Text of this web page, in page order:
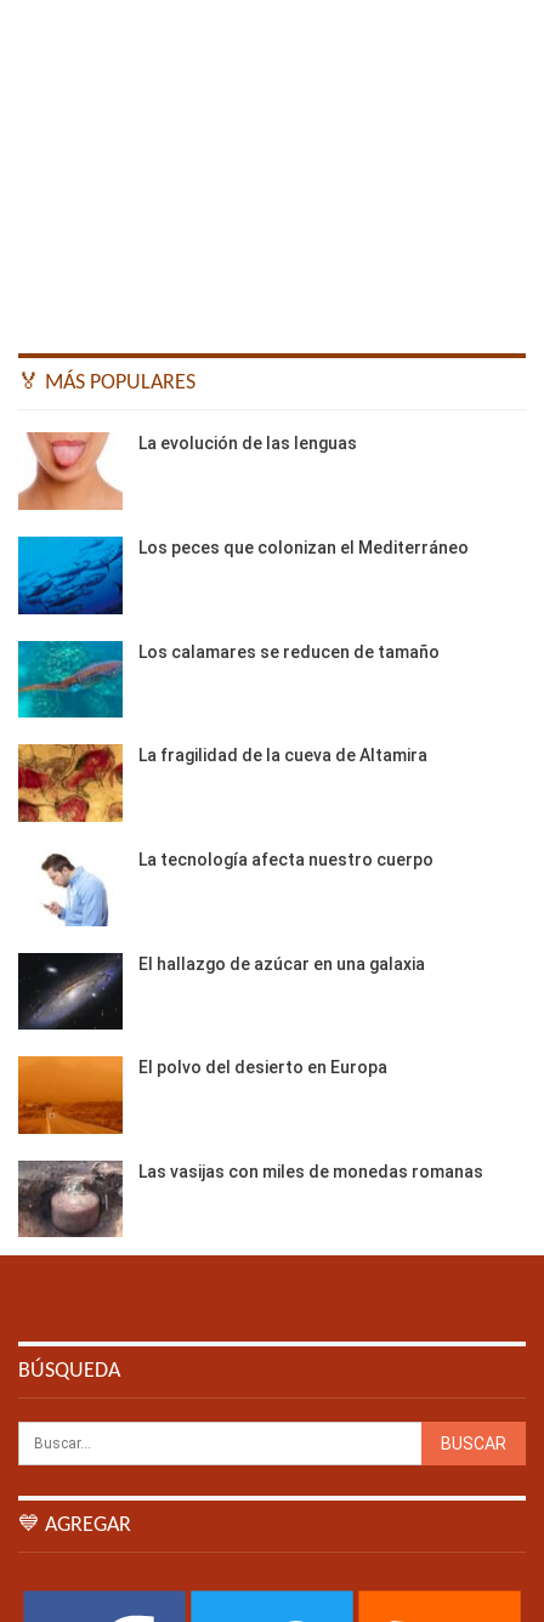
🏅 MÁS POPULARES
La evolución de las lenguas
Los peces que colonizan el Mediterráneo
Los calamares se reducen de tamaño
La fragilidad de la cueva de Altamira
La tecnología afecta nuestro cuerpo
El hallazgo de azúcar en una galaxia
El polvo del desierto en Europa
Las vasijas con miles de monedas romanas
BÚSQUEDA
💙 AGREGAR